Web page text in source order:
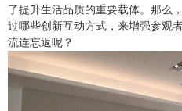
了提升生活品质的重要载体。那么
过哪些创新互动方式，来增强参观
流连忘返呢？